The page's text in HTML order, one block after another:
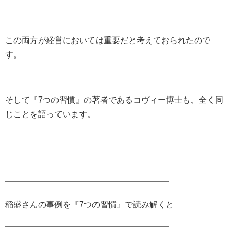
この両方が経営においては重要だと考えておられたので
す。
そして『7つの習慣』の著者である コヴィー博士も、全く同
じことを語っています。
━━━━━━━━━━━━━━━━━━━━
稲盛さんの事例を 『7つの習慣』で読み解くと
━━━━━━━━━━━━━━━━━━━━